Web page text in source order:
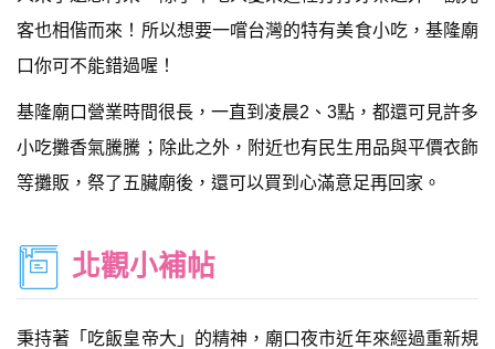
客也相偕而來！所以想要一嚐台灣的特有美食小吃，基隆廟
口你可不能錯過喔！
基隆廟口營業時間很長，一直到凌晨2、3點，都還可見許多
小吃攤香氣騰騰；除此之外，附近也有民生用品與平價衣飾
等攤販，祭了五臟廟後，還可以買到心滿意足再回家。
北觀小補帖
秉持著「吃飯皇帝大」的精神，廟口夜市近年來經過重新規